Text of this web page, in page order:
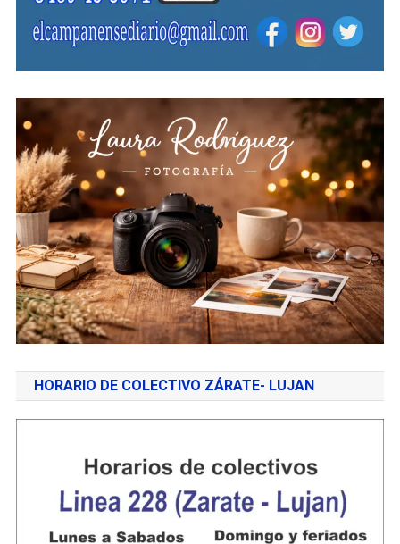
HORARIO DE COLECTIVO ZÁRATE- LUJAN